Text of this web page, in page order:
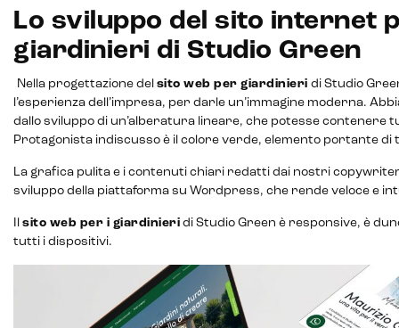
CRM & email marketing
Sistemi di loyalty
Hubspot
Email marketing
Marketing automation
Lead generation e nurturing
Customer segmentation
Lo sviluppo del sito internet
giardinieri di Studio Green
Nella progettazione del sito web per giardinieri di Studio
l’esperienza dell’impresa, per darle un’immagine moderna.
dallo sviluppo di un’alberatura lineare, che potesse contenere
Protagonista indiscusso è il colore verde, elemento portante di
La grafica pulita e i contenuti chiari redatti dai nostri
sviluppo della piattaforma su Wordpress, che rende veloce e
Il sito web per i giardinieri di Studio Green è responsive, è
tutti i dispositivi.